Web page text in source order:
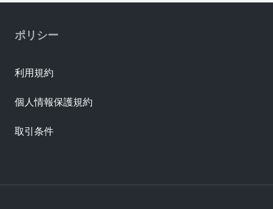
ポリシー
利用規約
個人情報保護規約
取引条件